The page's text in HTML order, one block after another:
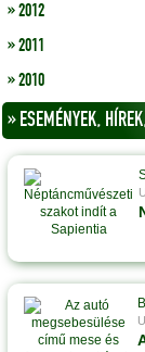
» 2012
» 2011
» 2010
» ESEMÉNYEK,